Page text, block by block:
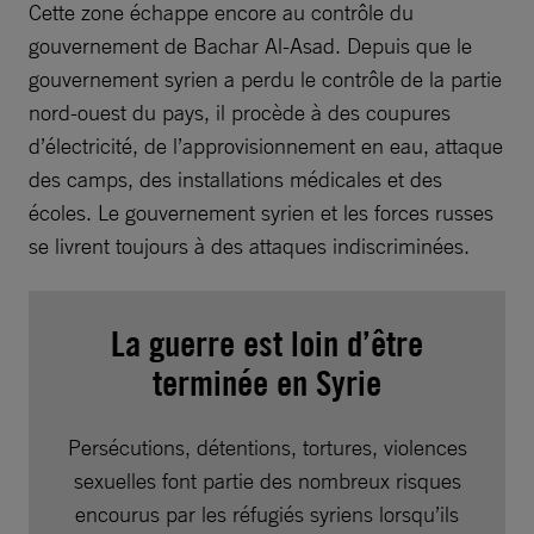
Cette zone échappe encore au contrôle du
gouvernement de Bachar Al-Asad. Depuis que le
gouvernement syrien a perdu le contrôle de la partie
nord-ouest du pays, il procède à des coupures
d’électricité, de l’approvisionnement en eau, attaque
des camps, des installations médicales et des
écoles. Le gouvernement syrien et les forces russes
se livrent toujours à des attaques indiscriminées.
La guerre est loin d’être
terminée en Syrie
Persécutions, détentions, tortures, violences
sexuelles font partie des nombreux risques
encourus par les réfugiés syriens lorsqu’ils